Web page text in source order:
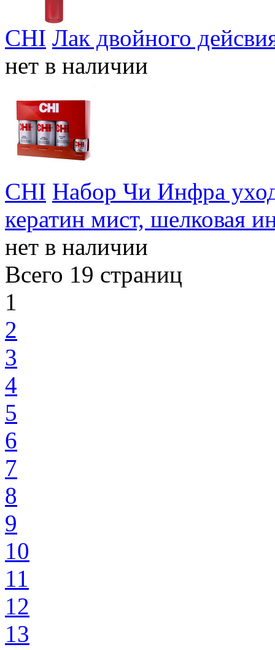
CHI Лак двойного
нет в наличии
CHI Набор Чи Инфра
кератин мист, шелковая
нет в наличии
Всего 19 страниц
1
2
3
4
5
6
7
8
9
10
11
12
13